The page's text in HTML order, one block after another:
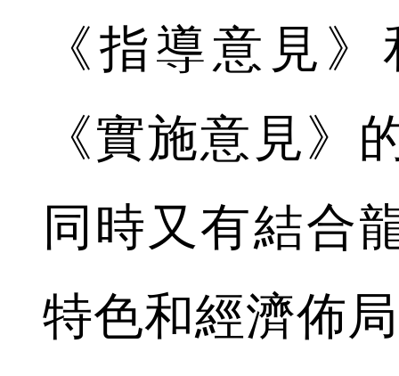
《指導意見
《實施意見》
同時又有結合
特色和經濟佈